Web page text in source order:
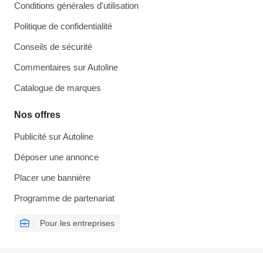
Conditions générales d'utilisation
Politique de confidentialité
Conseils de sécurité
Commentaires sur Autoline
Catalogue de marques
Nos offres
Publicité sur Autoline
Déposer une annonce
Placer une bannière
Programme de partenariat
Pour les entreprises